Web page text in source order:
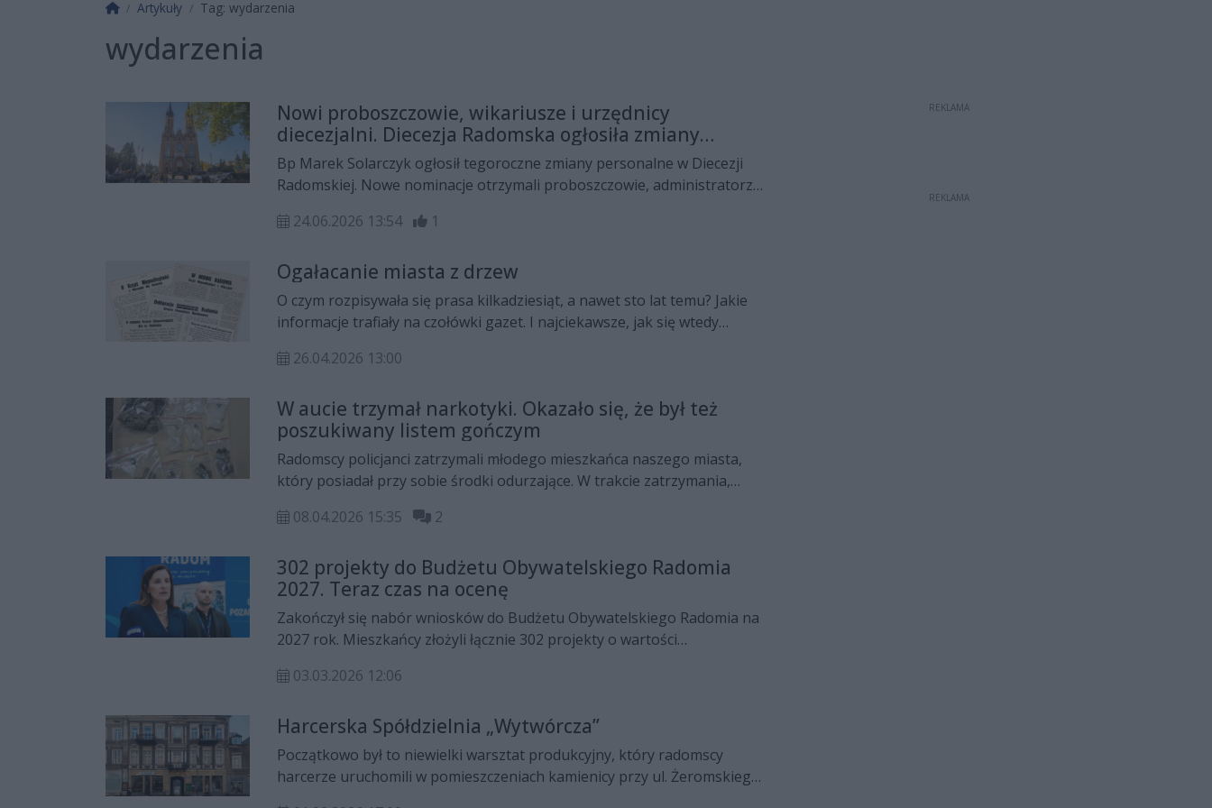
Strona główna
Artykuły Tag: wydarzenia
wydarzenia
Nowi proboszczowie, wikariusze i urzędnicy
diecezjalni. Diecezja Radomska ogłosiła zmiany
personalne
Bp Marek Solarczyk ogłosił tegoroczne zmiany personalne w Diecezji
Radomskiej. Nowe nominacje otrzymali proboszczowie, administratorzy
przechodzi na emeryturę, inni obejmują nowe parafie lub funkcje w
24.06.2026 13:54 1
Ogałacanie miasta z drzew
O czym rozpisywała się prasa kilkadziesiąt, a nawet sto lat temu? Jakie
informacje trafiały na czołówki gazet. I najciekawsze, jak się wtedy
można przeczytać informacje sprzed lat; niektóre mogą zaskoczyć.
26.04.2026 13:00
W aucie trzymał narkotyki. Okazało się, że był też
poszukiwany listem gończym
Radomscy policjanci zatrzymali młodego mieszkańca naszego miasta,
który posiadał przy sobie środki odurzające. W trakcie zatrzymania,
gończego.
08.04.2026 15:35 2
302 projekty do Budżetu Obywatelskiego Radomia
2027. Teraz czas na ocenę
Zakończył się nabór wniosków do Budżetu Obywatelskiego Radomia na
2027 rok. Mieszkańcy złożyli łącznie 302 projekty o wartości
przeznaczona na realizację zwycięskich zadań.
03.03.2026 12:06
Harcerska Spółdzielnia „Wytwórcza”
Początkowo był to niewielki warsztat produkcyjny, który radomscy
harcerze uruchomili w pomieszczeniach kamienicy przy ul. Żeromskiego
REKLAMA
REKLAMA